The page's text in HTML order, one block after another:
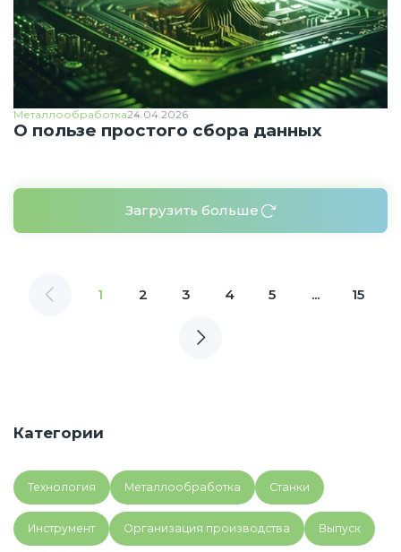
Металлообработка24.04.2026
О пользе простого сбора данных
Загрузить больше
1 2 3 4 5 ... 15
Категории
Технология Металлообработка Cтанки
Инструмент Организация производства Выпуск